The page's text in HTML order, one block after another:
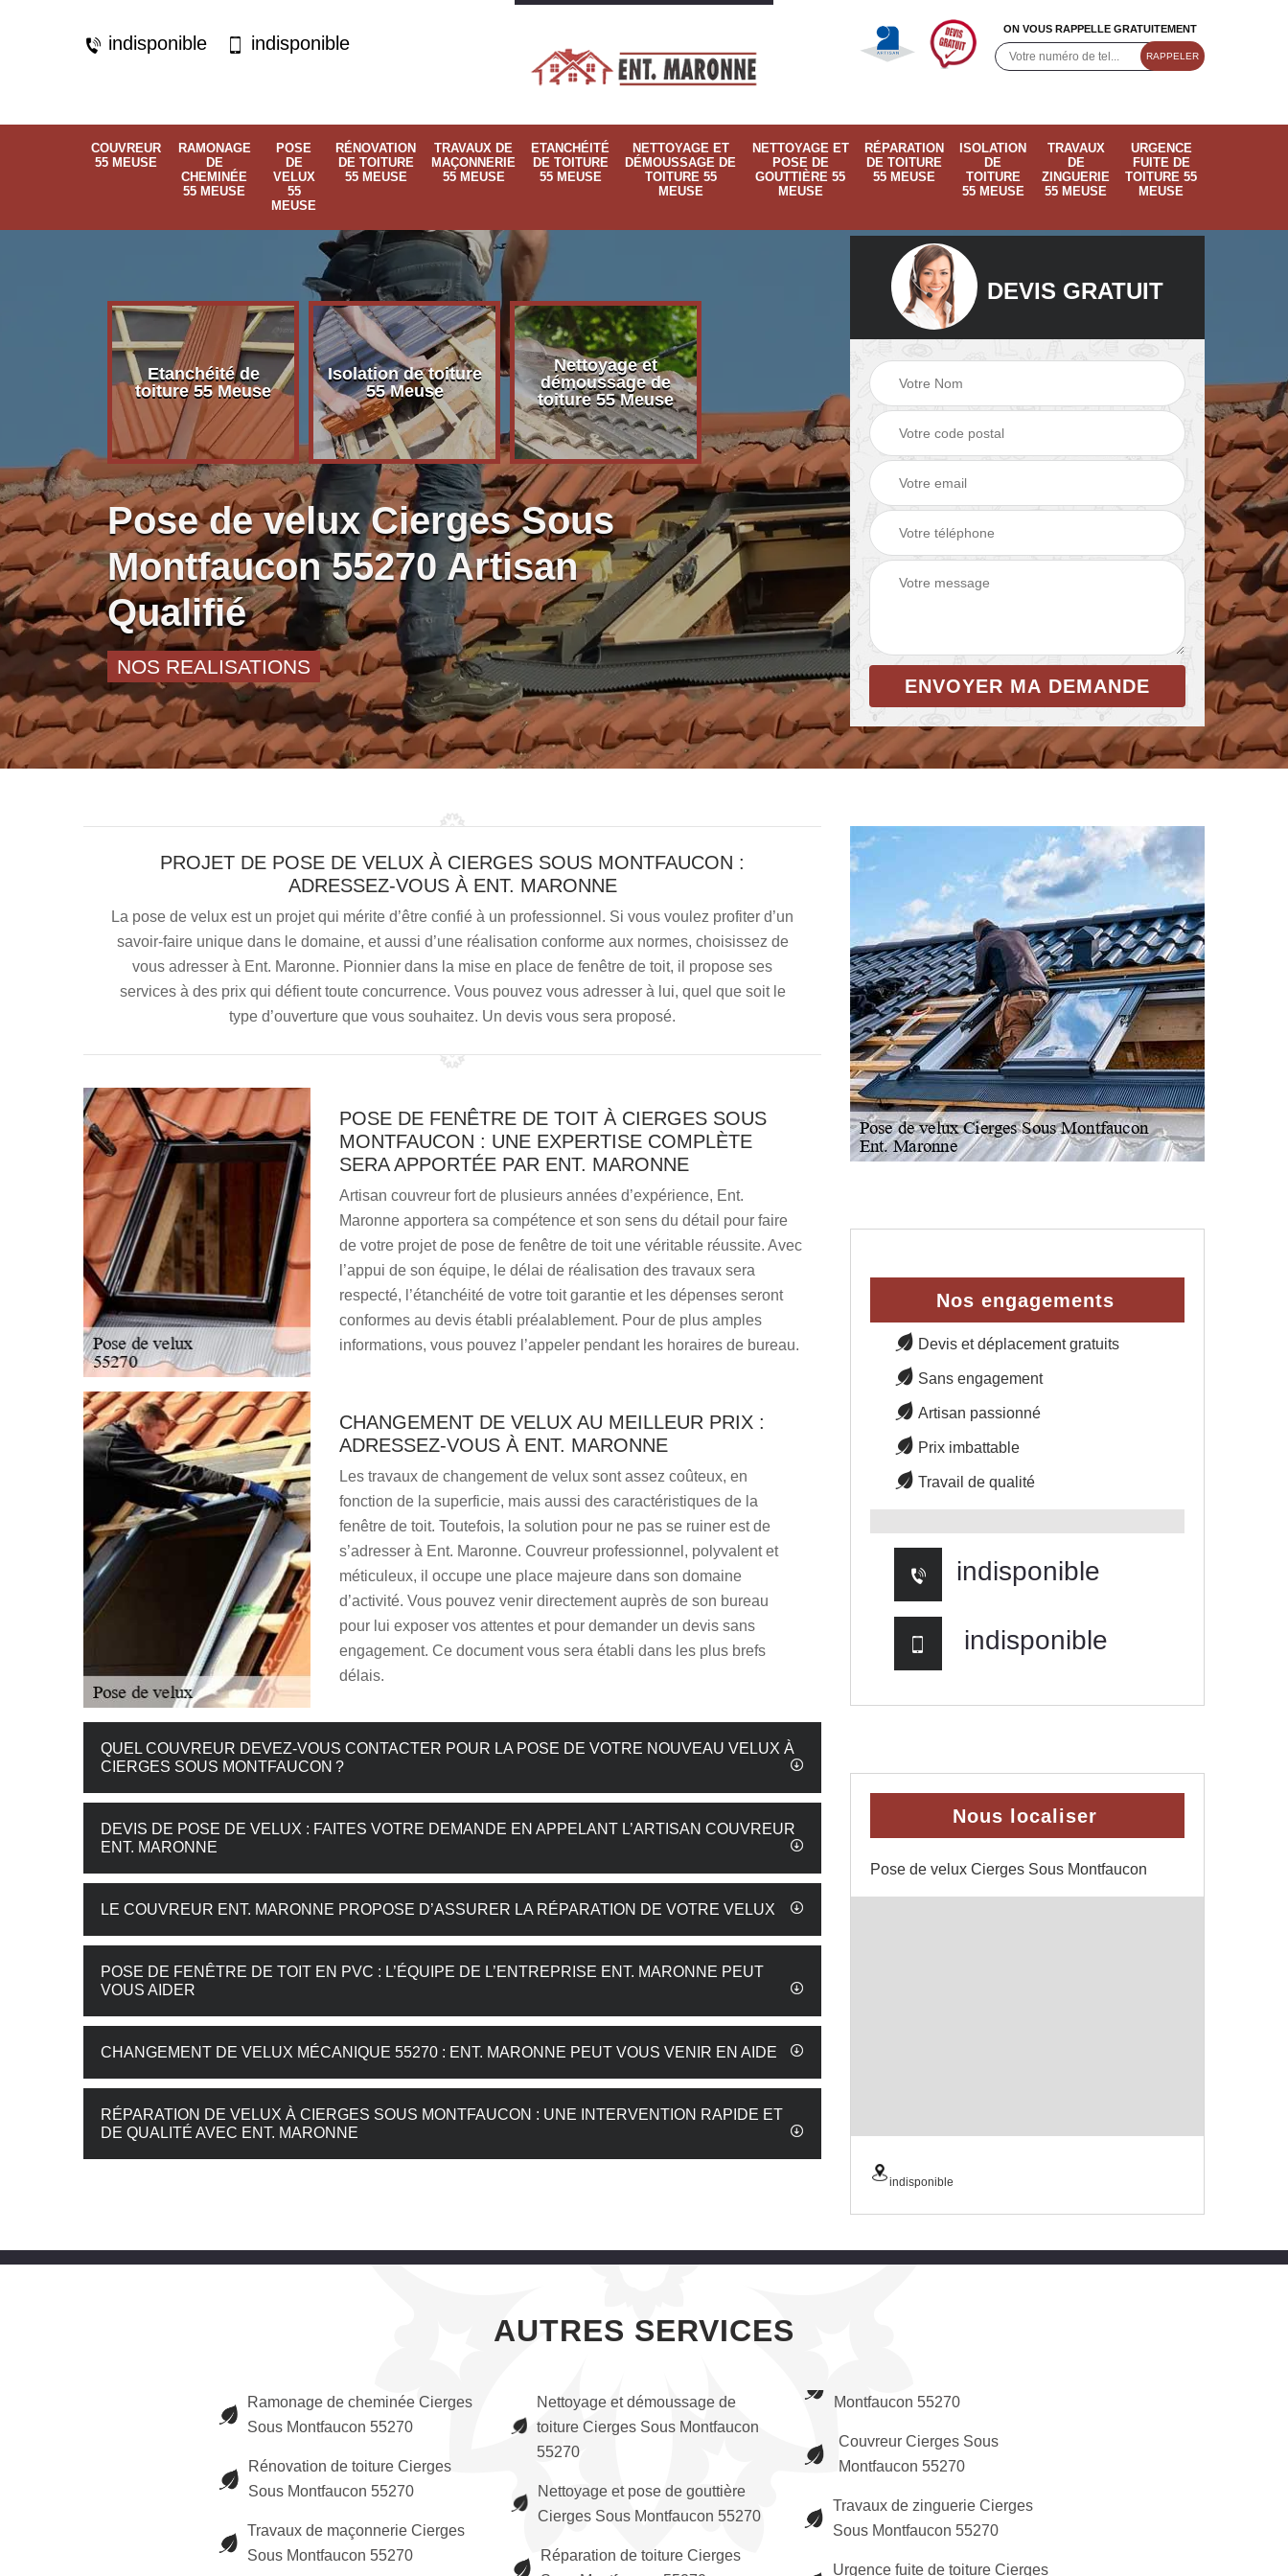
indisponible indisponible
ON VOUS RAPPELLE GRATUITEMENT
COUVREUR
55 MEUSE
RAMONAGE
DE
CHEMINÉE
55 MEUSE
POSE
DE
VELUX
55
MEUSE
RÉNOVATION
DE TOITURE
55 MEUSE
TRAVAUX DE
MAÇONNERIE
55 MEUSE
ETANCHÉITÉ
DE TOITURE
55 MEUSE
NETTOYAGE ET
DÉMOUSSAGE DE
TOITURE 55
MEUSE
NETTOYAGE ET
POSE DE
GOUTTIÈRE 55
MEUSE
RÉPARATION
DE TOITURE
55 MEUSE
ISOLATION
DE
TOITURE
55 MEUSE
TRAVAUX
DE
ZINGUERIE
55 MEUSE
URGENCE
FUITE DE
TOITURE 55
MEUSE
Etanchéité de
toiture 55 Meuse
Isolation de toiture
55 Meuse
Nettoyage et
démoussage de
toiture 55 Meuse
Nettoyage et pose
Meuse
Ramonage de
cheminée 55
Pose de velux Cierges Sous
Montfaucon 55270 Artisan
Qualifié
NOS REALISATIONS
DEVIS GRATUIT
PROJET DE POSE DE VELUX À CIERGES SOUS MONTFAUCON :
ADRESSEZ-VOUS À ENT. MARONNE
La pose de velux est un projet qui mérite d’être confié à un professionnel. Si vous voulez profiter d’un
savoir-faire unique dans le domaine, et aussi d’une réalisation conforme aux normes, choisissez de
vous adresser à Ent. Maronne. Pionnier dans la mise en place de fenêtre de toit, il propose ses
services à des prix qui défient toute concurrence. Vous pouvez vous adresser à lui, quel que soit le
type d’ouverture que vous souhaitez. Un devis vous sera proposé.
POSE DE FENÊTRE DE TOIT À CIERGES SOUS
MONTFAUCON : UNE EXPERTISE COMPLÈTE
SERA APPORTÉE PAR ENT. MARONNE
Artisan couvreur fort de plusieurs années d’expérience, Ent.
Maronne apportera sa compétence et son sens du détail pour faire
de votre projet de pose de fenêtre de toit une véritable réussite. Avec
l’appui de son équipe, le délai de réalisation des travaux sera
respecté, l’étanchéité de votre toit garantie et les dépenses seront
conformes au devis établi préalablement. Pour de plus amples
informations, vous pouvez l’appeler pendant les horaires de bureau.
CHANGEMENT DE VELUX AU MEILLEUR PRIX :
ADRESSEZ-VOUS À ENT. MARONNE
Les travaux de changement de velux sont assez coûteux, en
fonction de la superficie, mais aussi des caractéristiques de la
fenêtre de toit. Toutefois, la solution pour ne pas se ruiner est de
s’adresser à Ent. Maronne. Couvreur professionnel, polyvalent et
méticuleux, il occupe une place majeure dans son domaine
d’activité. Vous pouvez venir directement auprès de son bureau
pour lui exposer vos attentes et pour demander un devis sans
engagement. Ce document vous sera établi dans les plus brefs
délais.
QUEL COUVREUR DEVEZ-VOUS CONTACTER POUR LA POSE DE VOTRE NOUVEAU VELUX À
CIERGES SOUS MONTFAUCON ?
DEVIS DE POSE DE VELUX : FAITES VOTRE DEMANDE EN APPELANT L’ARTISAN COUVREUR
ENT. MARONNE
LE COUVREUR ENT. MARONNE PROPOSE D’ASSURER LA RÉPARATION DE VOTRE VELUX
POSE DE FENÊTRE DE TOIT EN PVC : L’ÉQUIPE DE L’ENTREPRISE ENT. MARONNE PEUT
VOUS AIDER
CHANGEMENT DE VELUX MÉCANIQUE 55270 : ENT. MARONNE PEUT VOUS VENIR EN AIDE
RÉPARATION DE VELUX À CIERGES SOUS MONTFAUCON : UNE INTERVENTION RAPIDE ET
DE QUALITÉ AVEC ENT. MARONNE
Nos engagements
Devis et déplacement gratuits
Sans engagement
Artisan passionné
Prix imbattable
Travail de qualité
indisponible
indisponible
Nous localiser
Pose de velux Cierges Sous Montfaucon
indisponible
AUTRES SERVICES
Ramonage de cheminée Cierges
Sous Montfaucon 55270
Rénovation de toiture Cierges
Sous Montfaucon 55270
Travaux de maçonnerie Cierges
Sous Montfaucon 55270
Nettoyage et démoussage de
toiture Cierges Sous Montfaucon
55270
Nettoyage et pose de gouttière
Cierges Sous Montfaucon 55270
Réparation de toiture Cierges
Montfaucon 55270
Couvreur Cierges Sous
Montfaucon 55270
Travaux de zinguerie Cierges
Sous Montfaucon 55270
Urgence fuite de toiture Cierges